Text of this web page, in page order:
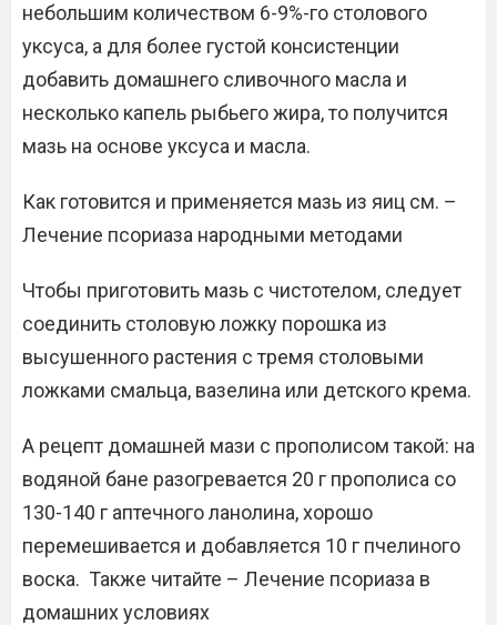
небольшим количеством 6-9%-го столового
уксуса, а для более густой консистенции
добавить домашнего сливочного масла и
несколько капель рыбьего жира, то получится
мазь на основе уксуса и масла.
Как готовится и применяется мазь из яиц см. –
Лечение псориаза народными методами
Чтобы приготовить мазь с чистотелом, следует
соединить столовую ложку порошка из
высушенного растения с тремя столовыми
ложками смальца, вазелина или детского крема.
А рецепт домашней мази с прополисом такой: на
водяной бане разогревается 20 г прополиса со
130-140 г аптечного ланолина, хорошо
перемешивается и добавляется 10 г пчелиного
воска. Также читайте – Лечение псориаза в
домашних условиях